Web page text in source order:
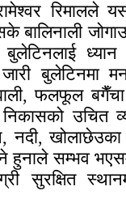
रिमालले
बालिनाली
बुलेटिनलाई
बुलेटिनमा
फलफूल
उचित
नदी,
हुनाले सम्भव
सुरक्षित